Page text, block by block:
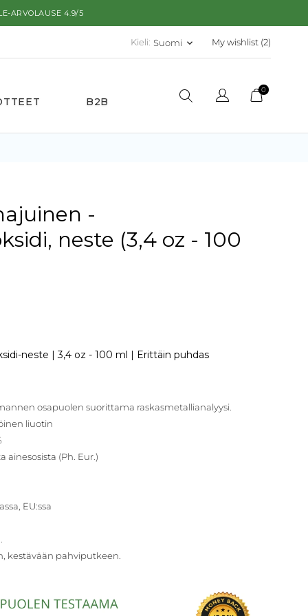
ARVOLAUSE 4.9/5
Kieli: Suomi keyboard_arrow_down My wishlist (2)
B2B
0
-
neste (3,4 oz - 100
neste | 3,4 oz - 100 ml | Erittäin puhdas
osapuolen suorittama raskasmetallianalyysi.
liuotin
ainesosista (Ph. Eur.)
EU:ssa
kestävään pahviputkeen.